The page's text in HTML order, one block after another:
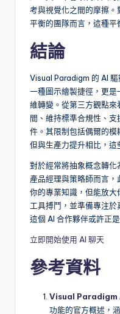
考與視覺化之間的摩擦
平衡的團隊而言，這種平
結論
Visual Paradigm 的 AI
一種圖示繪製捷徑，更是
維轉變。從第三方觀點
間、維持標準合規性、
件。其限制包括偶爾的模
但與生產力提升相比，這
對於經常將抽象概念轉化
產品經理與策略師而言
你的專業知識，但能放
工具搏鬥，並準備專注
這個 AI 合作夥伴或許正
立即開始使用 AI 聊天
參考資料
Visual Paradigm
功能的官方概述，